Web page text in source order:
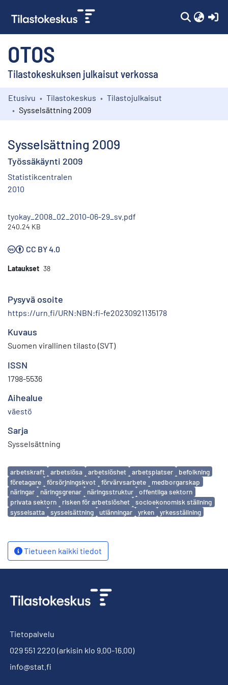
OTOS
Tilastokeskuksen julkaisut verkossa
Kokoelmat
Etusivu Tilastokeskus
Tilastojulkaisut
Sysselsättning 2009
Sysselsättning 2009
Työssäkäynti 2009
Statistikcentralen
2010
tyokay_2008_02_2010-06-29_sv.pdf
240.24 KB
CC BY 4.0
Lataukset 38
Pysyvä osoite
https://urn.fi/URN:NBN:fi-fe20230921135178
Kuvaus
Suomen virallinen tilasto (SVT)
ISSN
1798-5536
Aihealue
väestö
Sarja
Sysselsättning
Avainsanat
arbetskraft arbetslösa arbetslöshet arbetsplatser
befolkning
företagare
försörjningskvot förvärvsarbete
medborgarskap
näringar
näringsgrenar näringsstruktur
offentliga sektorn
privata sektorn
risken för arbetslöshet
socioekonomisk ställning
sysselsatta
sysselsättning utlänningar yrken yrkesställning
Tietueen kaikki tiedot
Tietopalvelu
029 551 2220 (arkisin klo 9.00-16.00)
info@stat.fi